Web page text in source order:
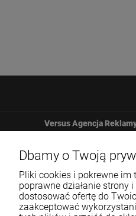
Versus Agencja
32-065
12
Dbamy o Twoją
Pliki cookies i pokrewne
poprawne działanie strony
dostosować ofertę do
zaakceptować